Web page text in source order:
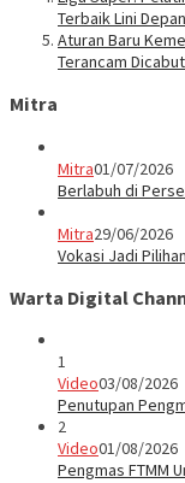
Terbaik Lini Depan
Aturan Baru
Terancam
Mitra
Mitra01/07/2026
Berlabuh di
Mitra29/06/2026
Vokasi Jadi
Warta Digital
1
Video03/08/2026
Penutupan
2
Video01/08/2026
Pengmas FTMM